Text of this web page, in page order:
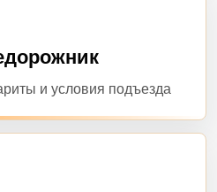
и условия подъезда